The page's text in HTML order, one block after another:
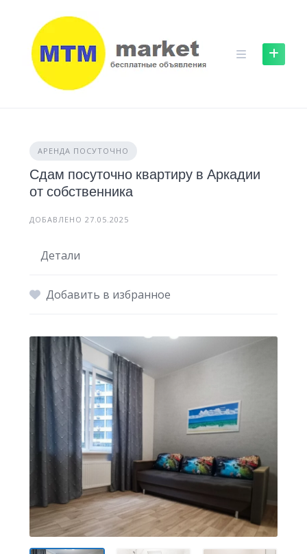
content
АРЕНДА ПОСУТОЧНО
Сдам посуточно квартиру в Аркадии
от собственника
ДОБАВЛЕНО 27.05.2025
Детали
Добавить в избранное